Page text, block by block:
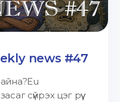
news #47
сүйрэх цэг рүү